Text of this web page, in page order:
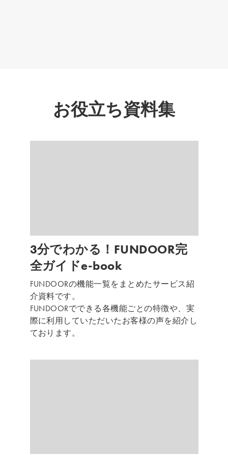
お役立ち資料集
3分でわかる！ FUNDOOR完
全ガイドe-book
FUNDOORの機能一覧をまとめたサービス紹
介資料です。
FUNDOORでできる各機能ごとの特徴や、実
際に利用していただいたお客様の声を紹介し
ております。